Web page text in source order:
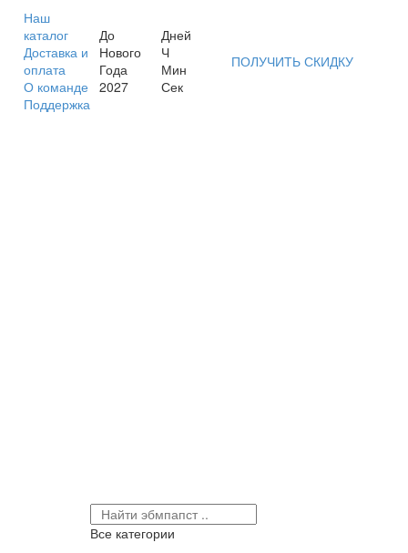
Наш
каталог
Доставка и
оплата
О команде
Поддержка
До
Нового
Года
2027
Дней
Ч
Мин
Сек
ПОЛУЧИТЬ СКИДКУ
Все категории